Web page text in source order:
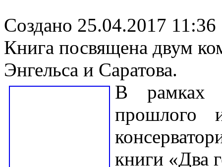
Создано 25.04.2017 11:36
Книга посвящена двум
Энгельса и Саратова.
В рамках
прошлого
книги «Два